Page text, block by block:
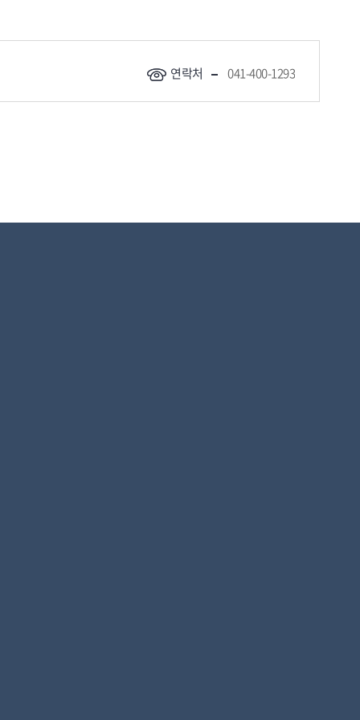
연락처 041-400-1293